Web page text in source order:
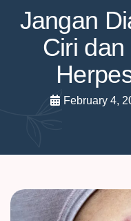
Jangan
Ciri
February 4,